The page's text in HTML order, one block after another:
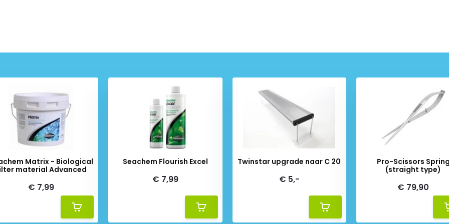
Matrix - Biological
material Advanced
€ 7,99
Seachem Flourish Excel
€ 7,99
Twinstar upgrade naar C 20
€ 5,-
Pro-Scissors
(straight type)
€ 79,90